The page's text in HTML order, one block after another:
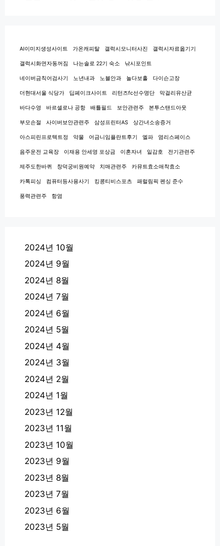
AI이미지생성사이트 가온캐피탈 갤럭시모니터사진 갤럭시자료옮기기
갤럭시화면자동꺼짐 나는솔로 22기 숙소 낚시포인트
네이버금칙어검사기 노년내과 노블안과 놀다보홀 다이슨고장
더현대서울 식당가 딥페이크사이트 리턴즈fc선수명단 막걸리유산균
바다수영 바르셀로나 공항 배틀필드 보안관련주 본투스탠드아웃
부모손절 사이버보안관련주 삼성프린터AS 상간녀소송증거
아스피린프로텍트정 약물 어금니임플란트후기 엘파 염리스페이스
음주운전 교육장 이재용 안세영 포상금 이혼자녀 일감호 전기관련주
제주도한바퀴 창덕궁비원예약 치매관련주 카뮤트효소애착효소
카톡피싱 컴퓨터등사용사기 킹콩티비스포츠 패럴림픽 펜싱 준수
풍력관련주 항염
2024년 10월
2024년 9월
2024년 8월
2024년 7월
2024년 6월
2024년 5월
2024년 4월
2024년 3월
2024년 2월
2024년 1월
2023년 12월
2023년 11월
2023년 10월
2023년 9월
2023년 8월
2023년 7월
2023년 6월
2023년 5월